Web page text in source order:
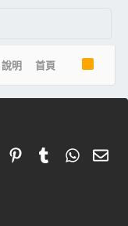
說明 首頁
S
PinterestTumblr 電